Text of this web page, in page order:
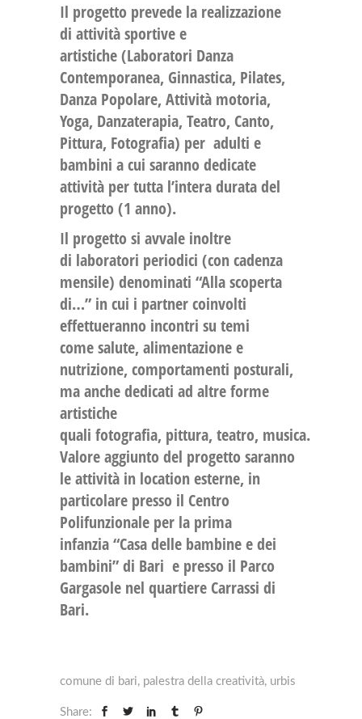
Il progetto prevede la realizzazione
di attività sportive e
artistiche(Laboratori Danza
Contemporanea, Ginnastica, Pilates,
Danza Popolare, Attività motoria,
Yoga, Danzaterapia, Teatro, Canto,
Pittura, Fotografia) per adulti e
bambini a cui saranno dedicate
attività per tutta l’intera durata del
progetto (1 anno).
Il progetto si avvale inoltre
di laboratori periodici (con cadenza
mensile) denominati “Alla scoperta
di…” in cui i partner coinvolti
effettueranno incontri su temi
comesalute, alimentazione e
nutrizione, comportamenti posturali,
ma anche dedicati ad altre forme
artistiche
quali fotografia, pittura, teatro, musica.
Valore aggiunto del progetto saranno
le attività in location esterne, in
particolare presso il Centro
Polifunzionale per la prima
infanzia“Casa delle bambine e dei
bambini”di Bari e presso il Parco
Gargasole nel quartiere Carrassi di
Bari.
comune di bari, palestra della creatività, urbis
Share: